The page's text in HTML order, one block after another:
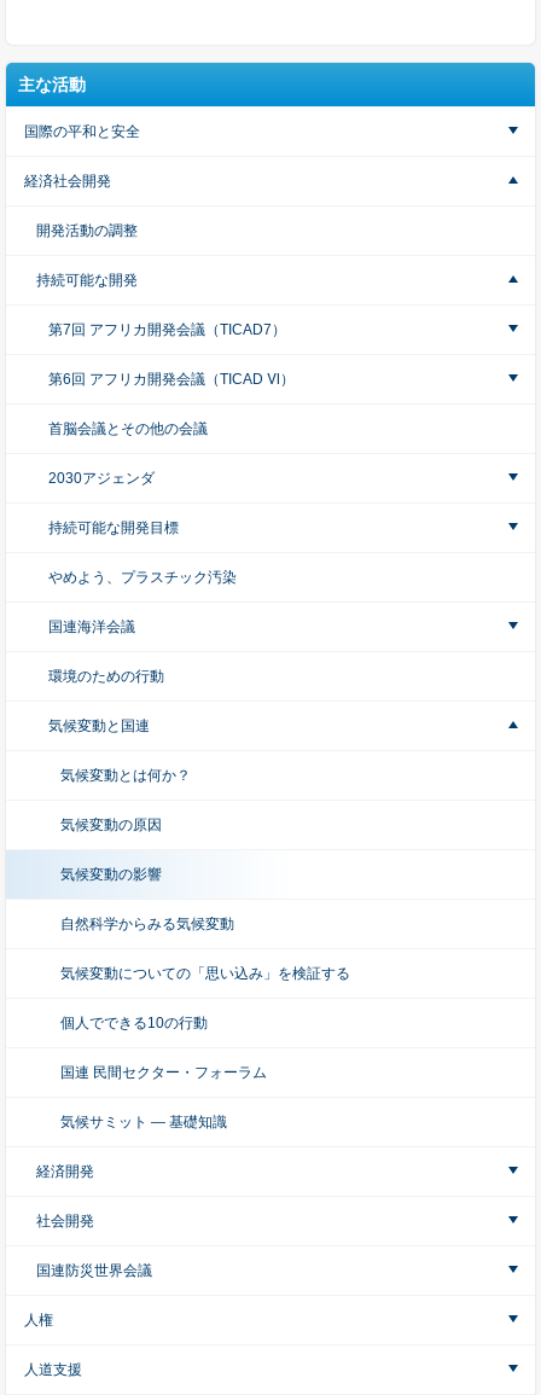
主な活動
国際の平和と安全
経済社会開発
開発活動の調整
持続可能な開発
第7回 アフリカ開発会議（TICAD7）
第6回 アフリカ開発会議（TICAD Ⅵ）
首脳会議とその他の会議
2030アジェンダ
持続可能な開発目標
やめよう、プラスチック汚染
国連海洋会議
環境のための行動
気候変動と国連
気候変動とは何か？
気候変動の原因
気候変動の影響
自然科学からみる気候変動
気候変動についての「思い込み」を検証する
個人でできる10の行動
国連 民間セクター・フォーラム
気候サミット ― 基礎知識
経済開発
社会開発
国連防災世界会議
人権
人道支援